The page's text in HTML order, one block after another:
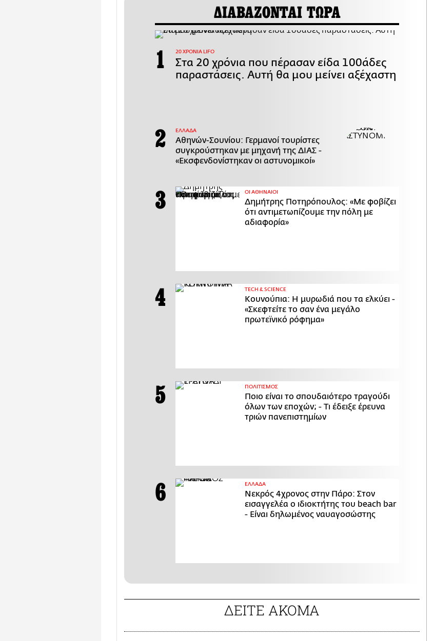
ΔΙΑΒΑΖΟΝΤΑΙ ΤΩΡΑ
20 ΧΡΟΝΙΑ LIFO
Στα 20 χρόνια που πέρασαν είδα 100άδες
παραστάσεις. Αυτή θα μου μείνει αξέχαστη
ΕΛΛΑΔΑ
Αθηνών-Σουνίου: Γερμανοί τουρίστες
συγκρούστηκαν με μηχανή της ΔΙΑΣ -
«Εκσφενδονίστηκαν οι αστυνομικοί»
ΟΙ ΑΘΗΝΑΙΟΙ
Δημήτρης Ποτηρόπουλος: «Με φοβίζει
ότι αντιμετωπίζουμε την πόλη με
αδιαφορία»
ΤECH & SCIENCE
Κουνούπια: Η μυρωδιά που τα ελκύει -
«Σκεφτείτε το σαν ένα μεγάλο
πρωτεϊνικό ρόφημα»
ΠΟΛΙΤΙΣΜΟΣ
Ποιο είναι το σπουδαιότερο τραγούδι
όλων των εποχών; - Τι έδειξε έρευνα
τριών πανεπιστημίων
ΕΛΛΑΔΑ
Νεκρός 4χρονος στην Πάρο: Στον
εισαγγελέα ο ιδιοκτήτης του beach bar
- Είναι δηλωμένος ναυαγοσώστης
ΔΕΙΤΕ ΑΚΟΜΑ